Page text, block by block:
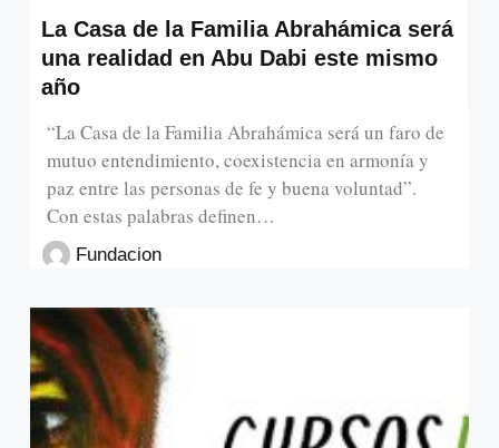
La Casa de la Familia Abrahámica será
una realidad en Abu Dabi este mismo
año
“La Casa de la Familia Abrahámica será un faro de
mutuo entendimiento, coexistencia en armonía y
paz entre las personas de fe y buena voluntad”.
Con estas palabras definen…
Fundacion